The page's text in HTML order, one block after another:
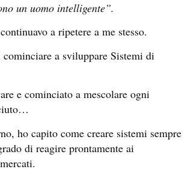
un uomo intelligente”.
a ripetere a me stesso.
a sviluppare Sistemi di
e cominciato a mescolare ogni
ho capito come creare sistemi sempre
di reagire prontamente ai